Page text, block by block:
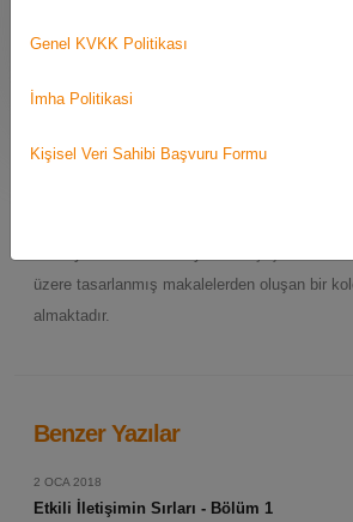
üzere tasarlanmış makalelerden oluşan bir
almaktadır.
Benzer Yazılar
2 OCA 2018
Etkili İletişimin Sırları - Bölüm 1
Genel KVKK Politikası
İmha Politikasi
Kişisel Veri Sahibi Başvuru Formu